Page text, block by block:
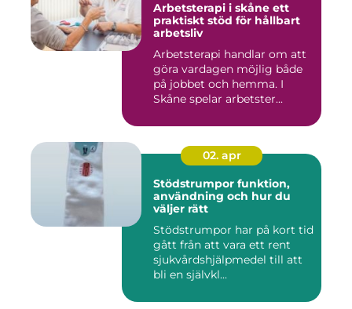
Arbetsterapi i skåne ett
praktiskt stöd för hållbart
arbetsliv
Arbetsterapi handlar om att
göra vardagen möjlig både
på jobbet och hemma. I
Skåne spelar arbetster...
02. apr
Stödstrumpor funktion,
användning och hur du
väljer rätt
Stödstrumpor har på kort tid
gått från att vara ett rent
sjukvårdshjälpmedel till att
bli en självkl...